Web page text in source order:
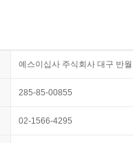
‘있다’, ‘존재한다’라고 할
지 않습니다.
들이마실 때마다 새로운 나
르침』은 『법구경』, 『
인 저자가 현대인들의 눈
라’, ‘순간의 작은 행위를
예스이십사 주식회사 대구 반
285-85-00855
02-1566-4295